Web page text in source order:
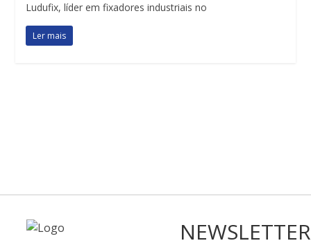
Ludufix, líder em fixadores industriais no
Ler mais
NEWSLETTER